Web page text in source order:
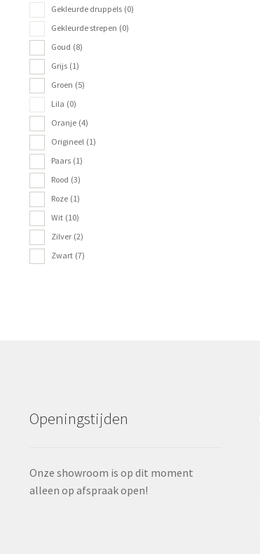
Gekleurde druppels (0)
Gekleurde strepen (0)
Goud (8)
Grijs (1)
Groen (5)
Lila (0)
Oranje (4)
Origineel (1)
Paars (1)
Rood (3)
Roze (1)
Wit (10)
Zilver (2)
Zwart (7)
Openingstijden
Onze showroom is op dit moment
alleen op afspraak open!